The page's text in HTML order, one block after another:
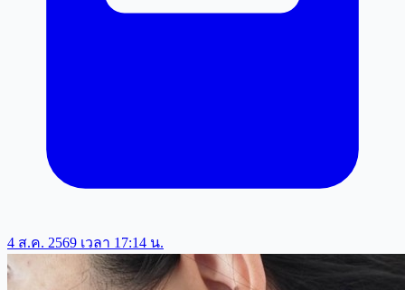
4 ส.ค. 2569 เวลา 17:14 น.